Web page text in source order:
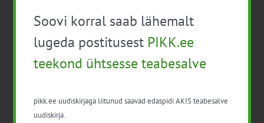
Detailid
14. märts 2023
Karjatervis – tasuline koolitus kutsetegevusluba
omavatele loomaarstidele
Soovi korral saab lähemalt
lugeda postitusest PIKK.ee
teekond ühtsesse teabesalve
pikk.ee uudiskirjaga liitunud saavad edaspidi AKIS teabesalve
uudiskirja.